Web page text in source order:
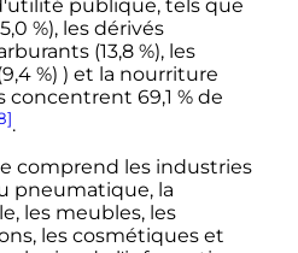
publique, tels que
%), les dérivés
(13,8 %), les
%) ) et la nourriture
concentrent 69,1 % de
.
comprend les industries
pneumatique, la
les meubles, les
les cosmétiques et